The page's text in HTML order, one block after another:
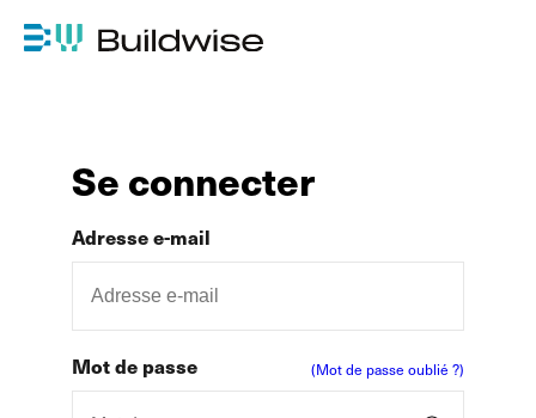
Se connecter
Adresse e-mail
Mot de passe (Mot de passe oublié ?)